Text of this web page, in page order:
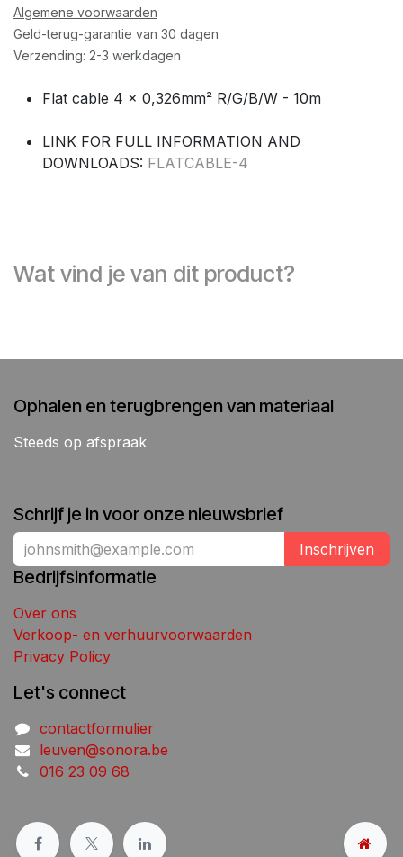
Algemene voorwaarden
Geld-terug-garantie van 30 dagen
Verzending: 2-3 werkdagen
Flat cable 4 x 0,326mm² R/G/B/W - 10m
LINK FOR FULL INFORMATION AND
DOWNLOADS: FLATCABLE-4
Wat vind je van dit product?
Ophalen en terugbrengen van materiaal
Steeds op afspraak
Schrijf je in voor onze nieuwsbrief
Inschrijven
Bedrijfsinformatie
Over ons
Verkoop- en verhuurvoorwaarden
Privacy Policy
Let's connect
contactformulier
leuven@sonora.be
016 23 09 68